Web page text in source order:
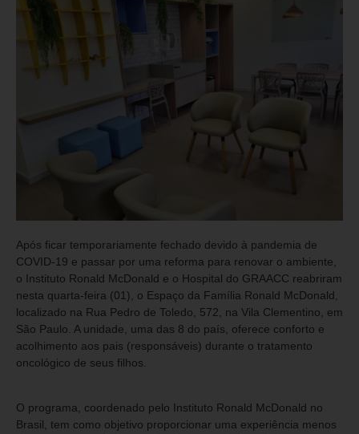
Após ficar temporariamente fechado devido à pandemia de
COVID-19 e passar por uma reforma para renovar o ambiente,
o Instituto Ronald McDonald e o Hospital do GRAACC reabriram
nesta quarta-feira (01), o Espaço da Família Ronald McDonald,
localizado na Rua Pedro de Toledo, 572, na Vila Clementino, em
São Paulo. A unidade, uma das 8 do país, oferece conforto e
acolhimento aos pais (responsáveis) durante o tratamento
oncológico de seus filhos.
O programa, coordenado pelo Instituto Ronald McDonald no
Brasil, tem como objetivo proporcionar uma experiência menos